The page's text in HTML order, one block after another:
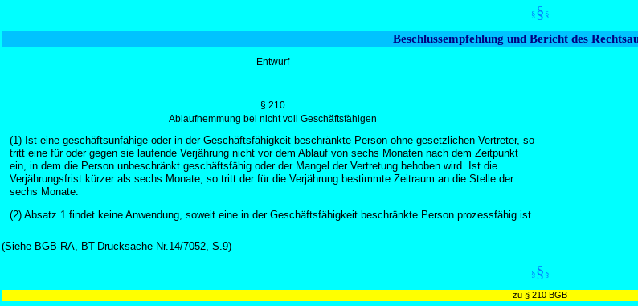
§§ §
Beschlussempfehlung und Bericht des
Entwurf
§ 210
Ablaufhemmung bei nicht voll Geschäftsfähigen
(1) Ist eine geschäftsunfähige oder in der Geschäftsfähigkeit beschränkte Person ohne gesetzlichen Vertreter, so
tritt eine für oder gegen sie laufende Verjährung nicht vor dem Ablauf von sechs Monaten nach dem Zeitpunkt
ein, in dem die Person unbeschränkt geschäftsfähig oder der Mangel der Vertretung behoben wird. Ist die
Verjährungsfrist kürzer als sechs Monate, so tritt der für die Verjährung bestimmte Zeitraum an die Stelle der
sechs Monate.
(2) Absatz 1 findet keine Anwendung, soweit eine in der Geschäftsfähigkeit beschränkte Person prozessfähig ist.
(Siehe BGB-RA, BT-Drucksache Nr.14/7052, S.9)
§§ §
zu § 210 BGB